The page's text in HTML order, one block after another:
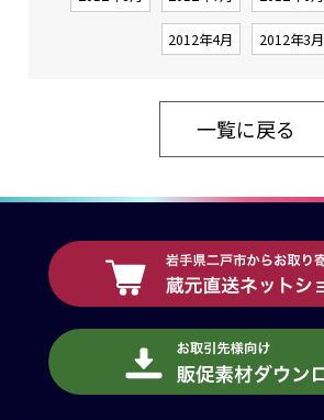
2012年4月 2012年3月
一覧に戻る